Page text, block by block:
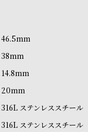
46.5mm
38mm
14.8mm
20mm
316L ステンレススチール
316L ステンレススチール